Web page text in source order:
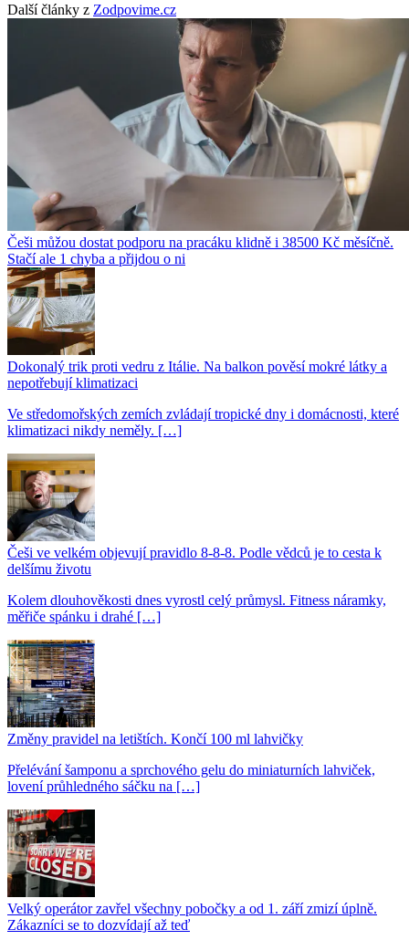
Další články z Zodpovime.cz
Češi můžou dostat podporu na pracáku klidně i 38500 Kč měsíčně.
Stačí ale 1 chyba a přijdou o ni
Dokonalý trik proti vedru z Itálie. Na balkon pověsí mokré látky a
nepotřebují klimatizaci
Ve středomořských zemích zvládají tropické dny i domácnosti, které
klimatizaci nikdy neměly. […]
Češi ve velkém objevují pravidlo 8-8-8. Podle vědců je to cesta k
delšímu životu
Kolem dlouhověkosti dnes vyrostl celý průmysl. Fitness náramky,
měřiče spánku i drahé […]
Změny pravidel na letištích. Končí 100 ml lahvičky
Přelévání šamponu a sprchového gelu do miniaturních lahviček,
lovení průhledného sáčku na […]
Velký operátor zavřel všechny pobočky a od 1. září zmizí úplně.
Zákazníci se to dozvídají až teď